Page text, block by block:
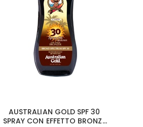
AUSTRALIAN GOLD SPF 30
SPRAY CON EFFETTO BRONZE